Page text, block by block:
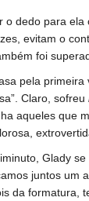
dedo para ela
evitam o
foi
pela primeira
Claro, sofreu
aqueles que
Glady
juntos um
da formatura,